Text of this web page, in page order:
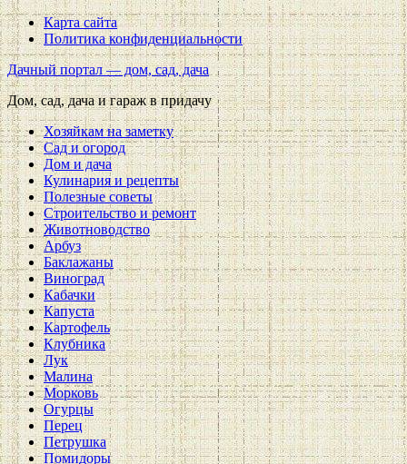
Карта сайта
Политика конфиденциальности
Дачный портал — дом, сад, дача
Дом, сад, дача и гараж в придачу
Хозяйкам на заметку
Сад и огород
Дом и дача
Кулинария и рецепты
Полезные советы
Строительство и ремонт
Животноводство
Арбуз
Баклажаны
Виноград
Кабачки
Капуста
Картофель
Клубника
Лук
Малина
Морковь
Огурцы
Перец
Петрушка
Помидоры